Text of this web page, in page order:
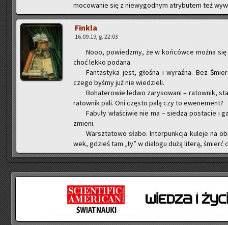
mo­co­wa­nie się z nie­wy­god­nym atry­bu­tem też
Fin­kla
16.09.19, g. 22:03
Nooo, po­wiedz­my, że w koń­ców­ce można
choć lekko po­da­na.
Fan­ta­sty­ka jest, gło­śna i wy­raź­na. Bez
czego byśmy już nie wie­dzie­li.
Bo­ha­te­ro­wie ledwo za­ry­so­wa­ni – ra­tow­nik,
ra­tow­nik pali. Oni czę­sto palą czy to ewe­ne­ment?
Fa­bu­ły wła­ści­wie nie ma – sie­dzą po­sta­cie i
zmie­ni.
Warsz­ta­to­wo słabo. In­ter­punk­cja ku­le­je na
wek, gdzieś tam „ty” w dia­lo­gu dużą li­te­rą, śmierć